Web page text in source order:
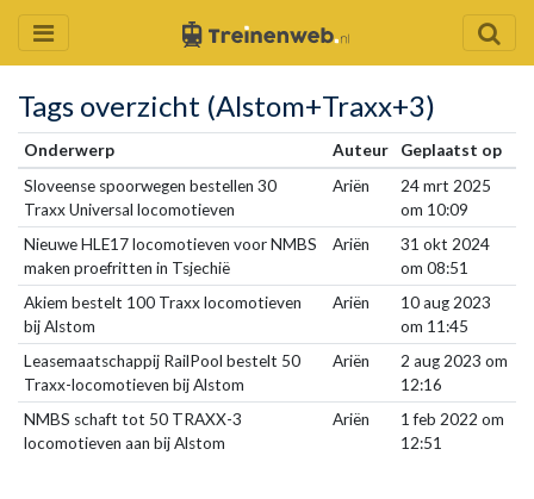
Tags overzicht (Alstom+Traxx+3)
Onderwerp Auteur
Geplaatst op
Sloveense spoorwegen bestellen 30
Traxx Universal locomotieven
Ariën
24 mrt 2025
om 10:09
Nieuwe HLE17 locomotieven voor NMBS
maken proefritten in Tsjechië
Ariën
31 okt 2024
om 08:51
Akiem bestelt 100 Traxx locomotieven
bij Alstom
Ariën
10 aug 2023
om 11:45
Leasemaatschappij RailPool bestelt 50
Traxx-locomotieven bij Alstom
Ariën
2 aug 2023 om
12:16
NMBS schaft tot 50 TRAXX-3
locomotieven aan bij Alstom
Ariën
1 feb 2022 om
12:51